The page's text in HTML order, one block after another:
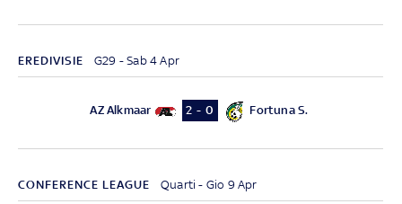
EREDIVISIE G29 - Sab 4 Apr
AZ Alkmaar 2 - 0 Fortuna S.
CONFERENCE LEAGUE Quarti - Gio 9 Apr